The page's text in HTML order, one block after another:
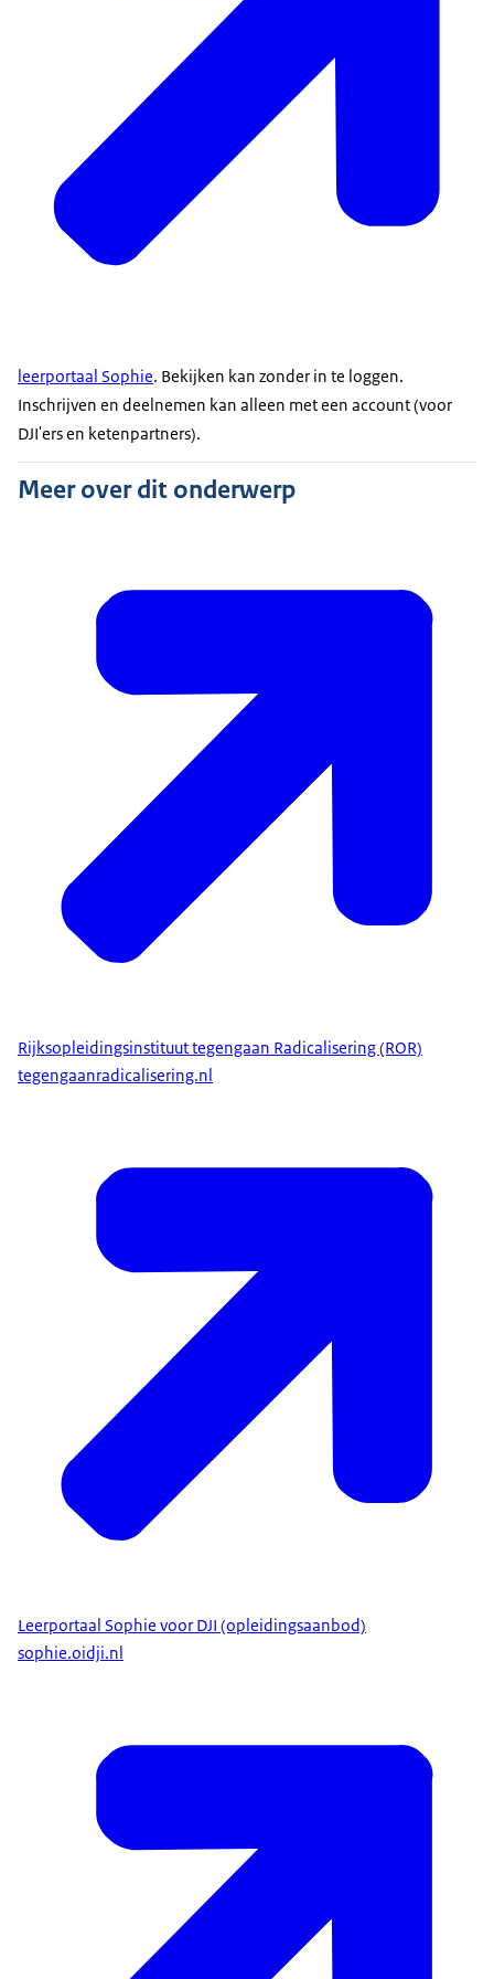
leerportaal Sophie. Bekijken kan zonder in te loggen.
Inschrijven en deelnemen kan alleen met een account (voor
DJI'ers en ketenpartners).
Meer over dit onderwerp
Rijksopleidingsinstituut tegengaan Radicalisering (ROR)
tegengaanradicalisering.nl
Leerportaal Sophie voor DJI (opleidingsaanbod)
sophie.oidji.nl